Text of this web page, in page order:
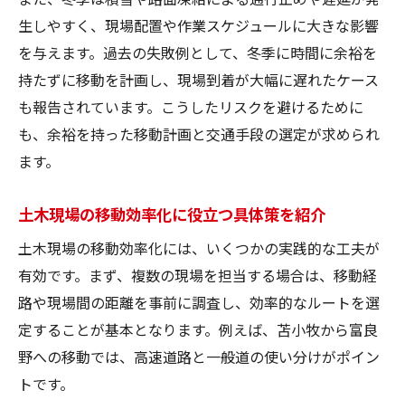
苫小牧市・富良野市の土木現場で得られる
知見
季節で変わる現場移動の工夫と注意点
土木分野で季節ごとに変わる現場移動の要
点
土木現場で夏と冬に異なる移動方法の工夫
土木作業者が知るべき季節別移動の注意点
土木分野で求められる移動計画の要点
土木現場で効率的な移動計画を立てるポイ
ント
生しやすく、現場配置や作業スケジュールに大きな影響
を与えます。過去の失敗例として、冬季に時間に余裕を
持たずに移動を計画し、現場到着が大幅に遅れたケース
も報告されています。こうしたリスクを避けるために
も、余裕を持った移動計画と交通手段の選定が求められ
ます。
土木現場の移動効率化に役立つ具体策を紹介
土木現場の移動効率化には、いくつかの実践的な工夫が
有効です。まず、複数の現場を担当する場合は、移動経
路や現場間の距離を事前に調査し、効率的なルートを選
定することが基本となります。例えば、苫小牧から富良
野への移動では、高速道路と一般道の使い分けがポイン
トです。